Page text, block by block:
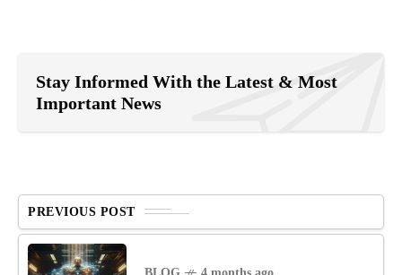
Stay Informed With the Latest & Most
Important News
PREVIOUS POST